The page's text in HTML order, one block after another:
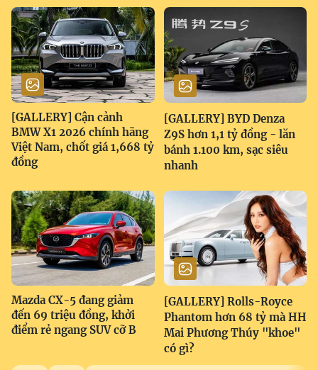
[GALLERY] Cận cảnh
BMW X1 2026 chính hãng
Việt Nam, chốt giá 1,668 tỷ
đồng
[GALLERY] BYD Denza
Z9S hơn 1,1 tỷ đồng - lăn
bánh 1.100 km, sạc siêu
nhanh
Mazda CX-5 đang giảm
đến 69 triệu đồng, khởi
điểm rẻ ngang SUV cỡ B
[GALLERY] Rolls-Royce
Phantom hơn 68 tỷ mà HH
Mai Phương Thúy "khoe"
có gì?